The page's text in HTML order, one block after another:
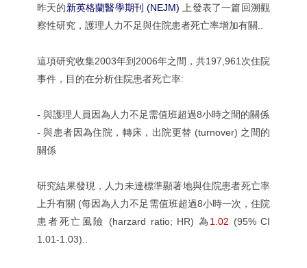
昨天的新英格蘭醫學期刊 (NEJM)
上發表了一篇回溯觀
察性研究，護理人力不足與住院患者死亡率增加有關..
這項研究收集2003年到2006年之間，共197,961次住院
事件，目的在分析住院患者死亡率:
- 與護理人員因為人力不足需值班超過8小時之間的關係
- 與患者因為住院，轉床，出院更替 (turnover) 之間的
關係
研究結果發現，人力未達標準顯著地與住院患者死亡率
上升有關 (每因為人力不足需值班超過8小時一次，住院
患者死亡風險 (harzard ratio; HR) 為 1.02 (95% CI
1.01-1.03)..